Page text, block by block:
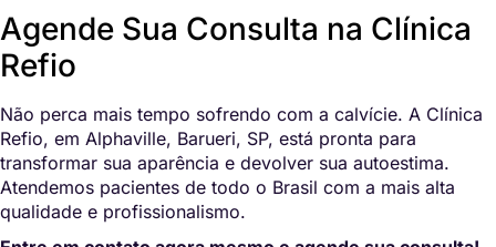
Agende Sua Consulta na Clínica
Refio
Não perca mais tempo sofrendo com a calvície. A Clínica
Refio, em Alphaville, Barueri, SP, está pronta para
transformar sua aparência e devolver sua autoestima.
Atendemos pacientes de todo o Brasil com a mais alta
qualidade e profissionalismo.